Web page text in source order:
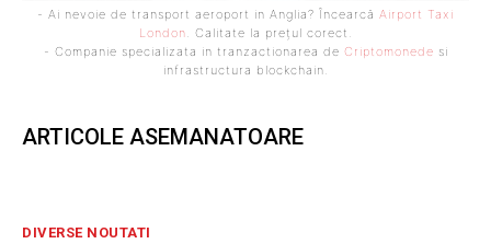
- Ai nevoie de transport aeroport in Anglia? Încearcă Airport Taxi
London . Calitate la prețul corect.
- Companie specializata in tranzactionarea de Criptomonede si
infrastructura blockchain.
ARTICOLE ASEMANATOARE
DIVERSE NOUTATI